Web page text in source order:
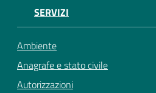
SERVIZI
Ambiente
Anagrafe e stato civile
Autorizzazioni